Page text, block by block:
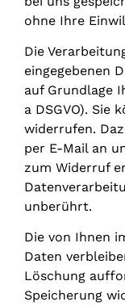
ohne Ihre
Die
eingegebenen
auf Grundlage
a DSGVO). Sie
widerrufen.
per E-Mail an
zum Widerruf
unberührt.
Die von Ihnen
Daten
Löschung
Speicherung